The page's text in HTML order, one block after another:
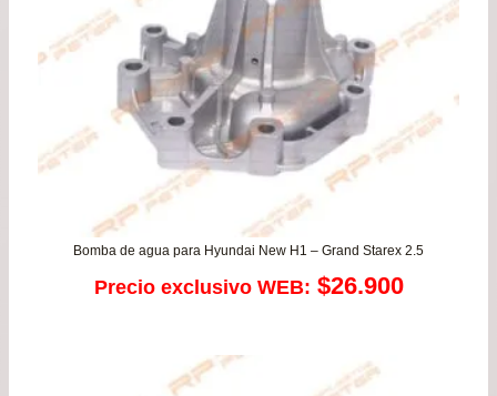
Bomba de agua para Hyundai New H1 – Grand Starex 2.5
Precio exclusivo WEB: $26.900